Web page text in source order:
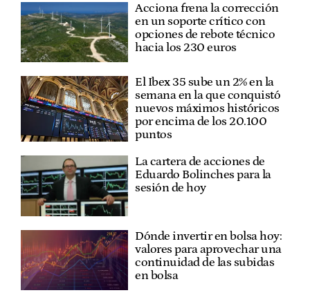
Acciona frena la corrección
en un soporte crítico con
opciones de rebote técnico
hacia los 230 euros
El Ibex 35 sube un 2% en la
semana en la que conquistó
nuevos máximos históricos
por encima de los 20.100
puntos
La cartera de acciones de
Eduardo Bolinches para la
sesión de hoy
Dónde invertir en bolsa hoy:
valores para aprovechar una
continuidad de las subidas
en bolsa